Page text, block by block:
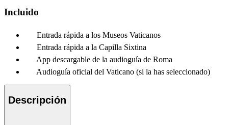
Incluido
Entrada rápida a los Museos Vaticanos
Entrada rápida a la Capilla Sixtina
App descargable de la audioguía de Roma
Audioguía oficial del Vaticano (si la has seleccionado)
Descripción